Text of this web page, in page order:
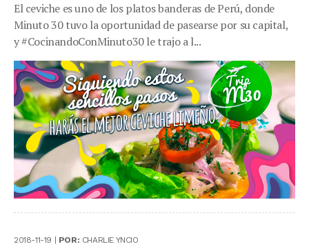
El ceviche es uno de los platos banderas de Perú, donde
Minuto 30 tuvo la oportunidad de pasearse por su capital,
y #CocinandoConMinuto30 le trajo a l...
2018-11-19 | POR: CHARLIE YNCIO